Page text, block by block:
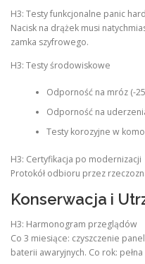
H3: Testy funkcjonalne panic
Nacisk na drążek musi
zamka szyfrowego.
H3: Testy środowiskowe
Odporność na mróz (-
Odporność na
Testy korozyjne w
H3: Certyfikacja po modernizacji
Protokół odbioru przez
Konserwacja i
H3: Harmonogram przeglądów
Co 3 miesiące: czyszczenie
baterii awaryjnych. Co rok: